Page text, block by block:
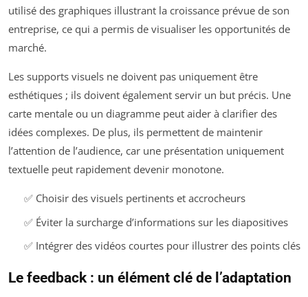
utilisé des graphiques illustrant la croissance prévue de son
entreprise, ce qui a permis de visualiser les opportunités de
marché.
Les supports visuels ne doivent pas uniquement être
esthétiques ; ils doivent également servir un but précis. Une
carte mentale ou un diagramme peut aider à clarifier des
idées complexes. De plus, ils permettent de maintenir
l’attention de l’audience, car une présentation uniquement
textuelle peut rapidement devenir monotone.
✅ Choisir des visuels pertinents et accrocheurs
✅ Éviter la surcharge d’informations sur les diapositives
✅ Intégrer des vidéos courtes pour illustrer des points clés
Le feedback : un élément clé de l’adaptation